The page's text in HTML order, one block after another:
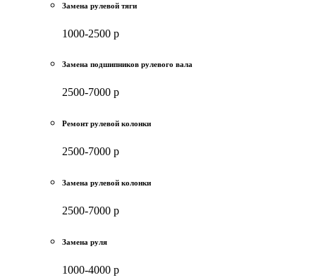
Замена рулевой тяги
1000-2500 р
Замена подшипников рулевого вала
2500-7000 р
Ремонт рулевой колонки
2500-7000 р
Замена рулевой колонки
2500-7000 р
Замена руля
1000-4000 р